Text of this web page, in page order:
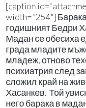
[caption
width="254"]
годишният Бедри
Мадан се обесиха
града младите
младеж, отново
психиатрия след
сложил край на
Хасанкев. Той
него барака в